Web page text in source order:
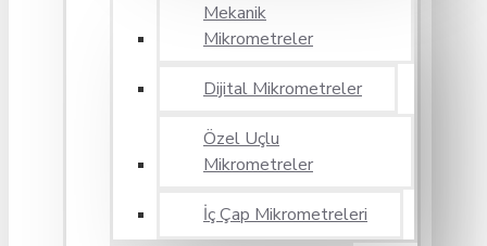
Mekanik
Mikrometreler
Dijital Mikrometreler
Özel Uçlu
Mikrometreler
İç Çap Mikrometreleri